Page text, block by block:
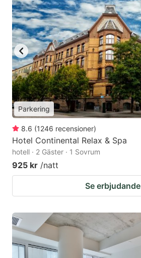
Parkering
8.6 (1246 recensioner)
Hotel Continental Relax & Spa
hotell · 2 Gäster · 1 Sovrum
925 kr /natt
Se erbjudande